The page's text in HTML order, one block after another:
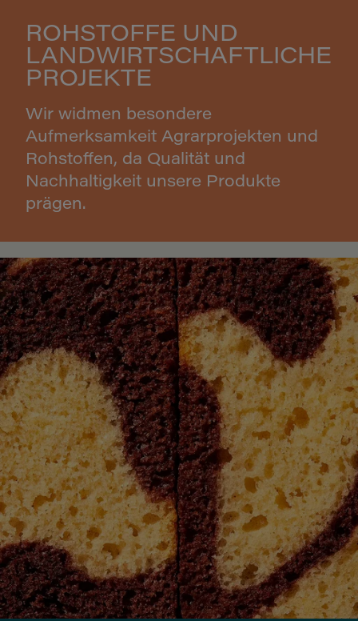
ROHSTOFFE UND
LANDWIRTSCHAFTLICHE
PROJEKTE
Wir widmen besondere
Aufmerksamkeit Agrarprojekten und
Rohstoffen, da Qualität und
Nachhaltigkeit unsere Produkte
prägen.